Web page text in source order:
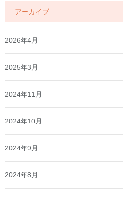
アーカイブ
2026年4月
2025年3月
2024年11月
2024年10月
2024年9月
2024年8月